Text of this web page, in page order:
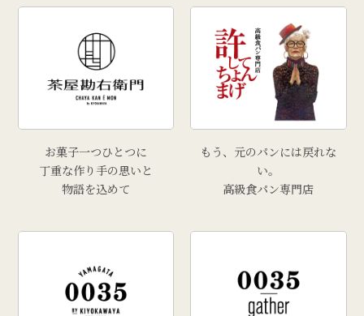
お菓子一つひとつに
丁重な作り手の思いと
物語を込めて
もう、元のパンには戻れな
い。
高級食パン専門店